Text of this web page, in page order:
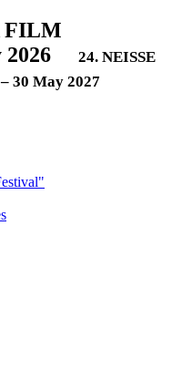
FILM
2026
24. NEISSE
30 May 2027